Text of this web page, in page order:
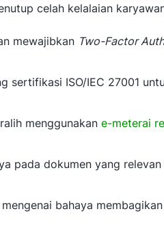
celah kelalaian
mewajibkan Two-Factor
sertifikasi ISO/IEC 27001
menggunakan e-meterai
pada dokumen yang
bahaya